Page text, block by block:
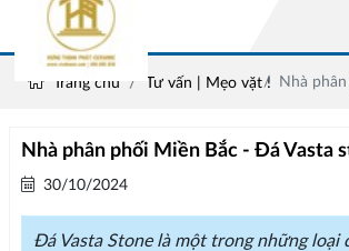
Trang chủ Tư vấn | Mẹo vặt ! Nhà
Nhà phân phối Miền Bắc - Đá Vasta
30/10/2024
Đá Vasta Stone là một trong những loại